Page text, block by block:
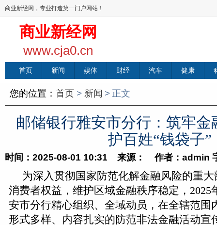
商业新经网，专业打造第一门户网站！
商业新经网
www.cja0.cn
首页 新闻 娱体 财经 汽车 健康
您的位置： 首页 > 新闻 > 正文
邮储银行雅安市分行：筑牢金
护百姓“钱袋子”
时间：2025-08-01 10:31 来源： 作者：admin
为深入贯彻国家防范化解金融风险的重
消费者权益，维护区域金融秩序稳定，2025
安市分行精心组织、全域动员，在全辖范围
形式多样、内容扎实的防范非法金融活动宣